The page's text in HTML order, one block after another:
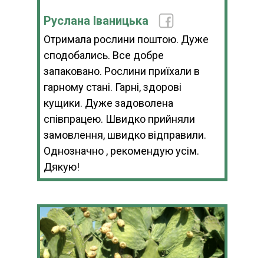
Руслана Іваницька
Отримала рослини поштою. Дуже
сподобались. Все добре
запаковано. Рослини приїхали в
гарному стані. Гарні, здорові
кущики. Дуже задоволена
співпрацею. Швидко прийняли
замовлення, швидко відправили.
Однозначно , рекомендую усім.
Дякую!